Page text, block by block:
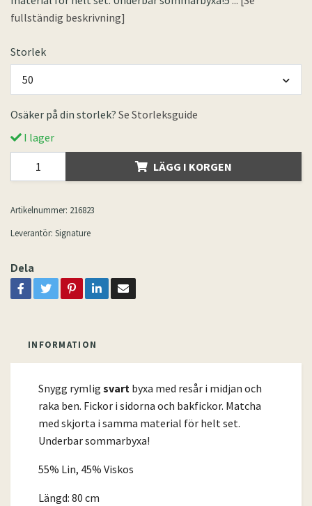
fullständig beskrivning]
Storlek
50
Osäker på din storlek? Se Storleksguide
I lager
LÄGG I KORGEN
Artikelnummer: 216823
Leverantör: Signature
Dela
INFORMATION
Snygg rymlig svart byxa med resår i midjan och
raka ben. Fickor i sidorna och bakfickor. Matcha
med skjorta i samma material för helt set.
Underbar sommarbyxa!
55% Lin, 45% Viskos
Längd: 80 cm